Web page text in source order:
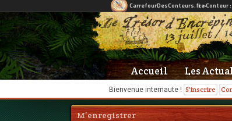
Bienvenue internaute ! S'inscrire
Accueil Les
M’enregistrer